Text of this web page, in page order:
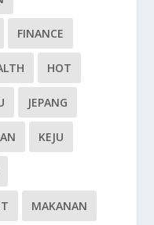
FINANCE
HOT
JEPANG
KEJU
MAKANAN